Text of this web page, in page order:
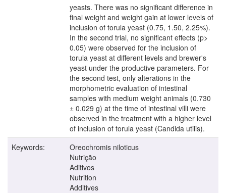
yeasts. There was no significant difference in
final weight and weight gain at lower levels of
inclusion of torula yeast (0.75, 1.50, 2.25%).
In the second trial, no significant effects (p>
0.05) were observed for the inclusion of
torula yeast at different levels and brewer's
yeast under the productive parameters. For
the second test, only alterations in the
morphometric evaluation of intestinal
samples with medium weight animals (0.730
± 0.029 g) at the time of intestinal villi were
observed in the treatment with a higher level
of inclusion of torula yeast (Candida utilis).
Keywords:
Oreochromis niloticus
Nutrição
Aditivos
Nutrition
Additives